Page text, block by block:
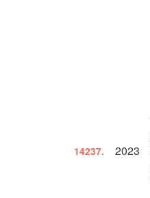
14237. 2023